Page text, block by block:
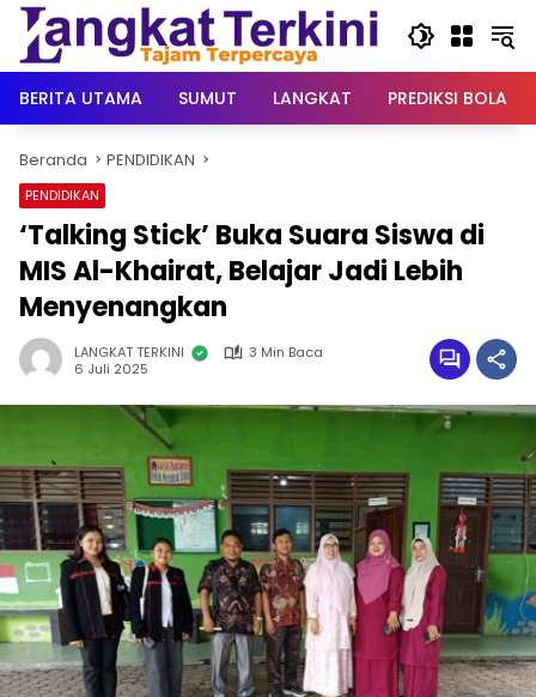
Langsung
konten
BERITA UTAMA
SUMUT LANGKAT PREDIKSI BOLA
Beranda PENDIDIKAN
PENDIDIKAN
‘Talking Stick’ Buka Suara Siswa di
MIS Al-Khairat, Belajar Jadi Lebih
Menyenangkan
LANGKAT TERKINI
3 Min Baca
6 Juli 2025